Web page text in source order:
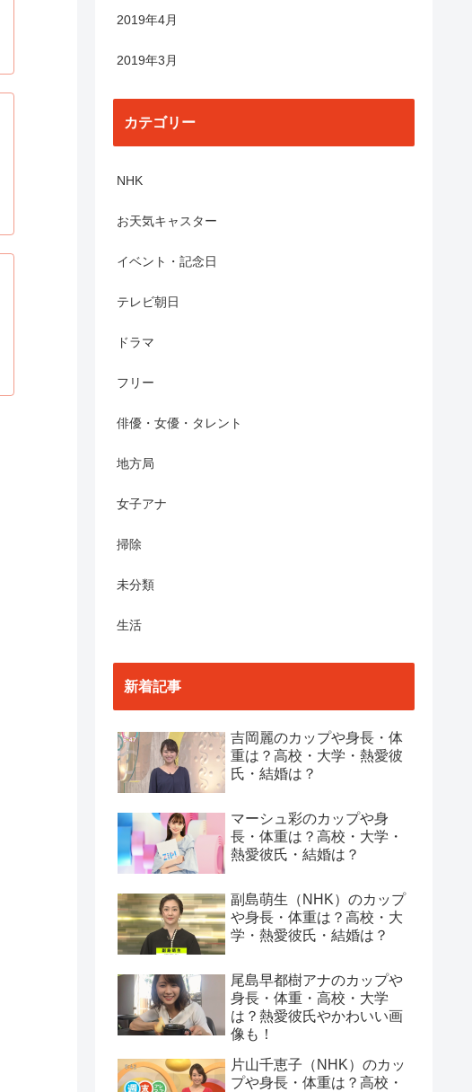
2019年4月
2019年3月
カテゴリー
NHK
お天気キャスター
イベント・記念日
テレビ朝日
ドラマ
フリー
俳優・女優・タレント
地方局
女子アナ
掃除
未分類
生活
新着記事
吉岡麗のカップや身長・体
重は？高校・大学・熱愛彼
氏・結婚は？
マーシュ彩のカップや身
長・体重は？高校・大学・
熱愛彼氏・結婚は？
副島萌生（NHK）のカップ
や身長・体重は？高校・大
学・熱愛彼氏・結婚は？
尾島早都樹アナのカップや
身長・体重・高校・大学
は？熱愛彼氏やかわいい画
像も！
片山千恵子（NHK）のカッ
プや身長・体重は？高校・